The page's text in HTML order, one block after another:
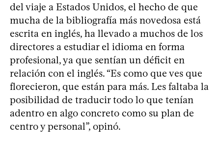
del viaje a Estados Unidos, el hecho de que
mucha de la bibliografía más novedosa está
escrita en inglés, ha llevado a muchos de los
directores a estudiar el idioma en forma
profesional, ya que sentían un déficit en
relación con el inglés. “Es como que ves que
florecieron, que están para más. Les faltaba la
posibilidad de traducir todo lo que tenían
adentro en algo concreto como su plan de
centro y personal”, opinó.